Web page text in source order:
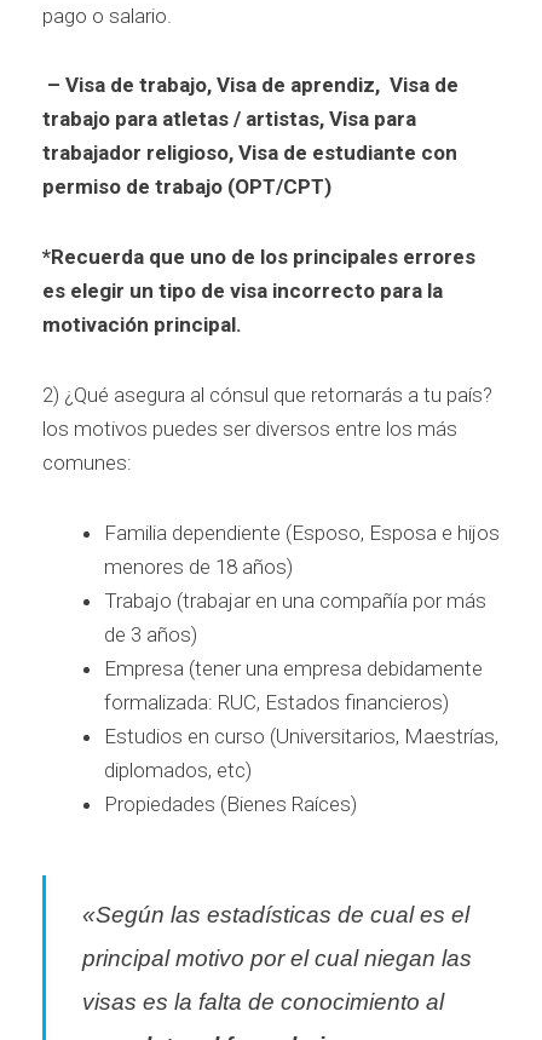
pago o salario.
– Visa de trabajo, Visa de aprendiz, Visa de
trabajo para atletas / artistas, Visa para
trabajador religioso, Visa de estudiante con
permiso de trabajo (OPT/CPT)
*Recuerda que uno de los principales errores
es elegir un tipo de visa incorrecto para la
motivación principal.
2) ¿Qué asegura al cónsul que retornarás a tu país?
los motivos puedes ser diversos entre los más
comunes:
Familia dependiente (Esposo, Esposa e hijos
menores de 18 años)
Trabajo (trabajar en una compañía por más
de 3 años)
Empresa (tener una empresa debidamente
formalizada: RUC, Estados financieros)
Estudios en curso (Universitarios, Maestrías,
diplomados, etc)
Propiedades (Bienes Raíces)
«Según las estadísticas de cual es el
principal motivo por el cual niegan las
visas es la falta de conocimiento al